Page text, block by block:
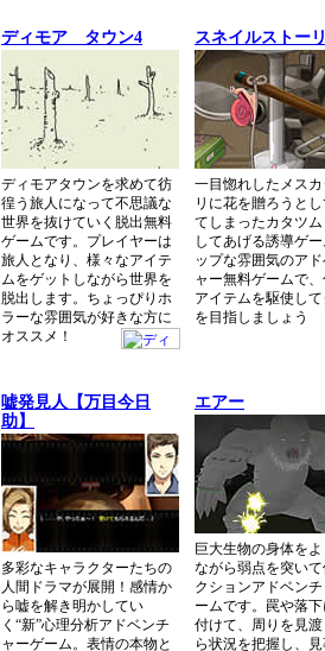
ディモア タウン4
ディモアタウンを求めて彷
徨う旅人になって不思議な
世界を抜けていく脱出無料
ゲームです。プレイヤーは
旅人となり、様々なアイテ
ムをゲットしながら世界を
脱出します。ちょっぴりホ
ラーな雰囲気が好きな方に
オススメ！
スネイルストー
一目惚れしたメス
リに花を贈ろうと
てしまったカタツ
してあげる誘導ゲ
ップな雰囲気のア
ャー無料ゲームで
アイテムを駆使し
を目指しましょう
嘘発見人【万目今日
助】
多彩なキャラクターたちの
人間ドラマが展開！感情か
ら嘘を解き明かしてい
く“新”心理分析アドベンチ
ャーゲーム。表情の本物と
エアー
巨大生物の身体を
ながら弱点を突い
クションアドベン
ームです。罠や落
付けて、周りを見
ら状況を把握し、